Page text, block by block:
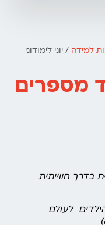
למידה / יוני לימודוני
מספרים
בדרך חווייתית
לעולם